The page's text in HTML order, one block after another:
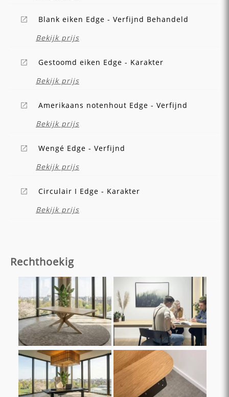
Blank eiken Edge - Verfijnd Behandeld
Bekijk prijs
Gestoomd eiken Edge - Karakter
Bekijk prijs
Amerikaans notenhout Edge - Verfijnd
Bekijk prijs
Wengé Edge - Verfijnd
Bekijk prijs
Circulair I Edge - Karakter
Bekijk prijs
Rechthoekig